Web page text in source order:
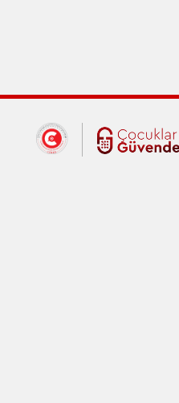
Dış